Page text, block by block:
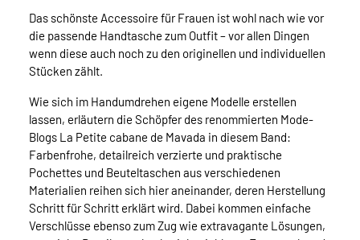
Das schönste Accessoire für Frauen ist wohl nach wie vor
die passende Handtasche zum Outfit – vor allen Dingen
wenn diese auch noch zu den originellen und individuellen
Stücken zählt.
Wie sich im Handumdrehen eigene Modelle erstellen
lassen, erläutern die Schöpfer des renommierten Mode-
Blogs La Petite cabane de Mavada in diesem Band:
Farbenfrohe, detailreich verzierte und praktische
Pochettes und Beuteltaschen aus verschiedenen
Materialien reihen sich hier aneinander, deren Herstellung
Schritt für Schritt erklärt wird. Dabei kommen einfache
Verschlüsse ebenso zum Zug wie extravagante Lösungen,